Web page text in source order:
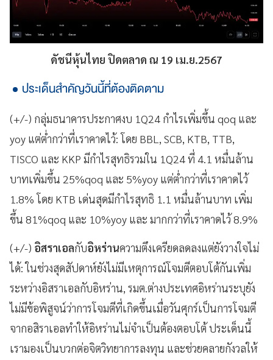
ดัชนีหุ้นไทย ปิดตลาด ณ 19 เม.ย.2567
ประเด็นสำคัญวันนี้ที่ต้องติดตาม
(+/-) กลุ่มธนาคารประกาศงบ 1Q24 กำไรเพิ่มขึ้น qoq และ
yoy แต่ต่ำกว่าที่เราคาดไว้: โดย BBL, SCB, KTB, TTB,
TISCO และ KKP มีกำไรสุทธิรวมใน 1Q24 ที่ 4.1 หมื่นล้าน
บาทเพิ่มขึ้น 25%qoq และ 5%yoy แต่ต่ำกว่าที่เราคาดไว้
1.8% โดย KTB เด่นสุดมีกำไรสุทธิ 1.1 หมื่นล้านบาท เพิ่ม
ขึ้น 81%qoq และ 10%yoy และ มากกว่าที่เราคาดไว้ 8.9%
(+/-) อิสราเอลกับอิหร่านความตึงเครียดลดลงแต่ยังวางใจไม่
ได้: ในช่วงสุดสัปดาห์ยังไม่มีเหตุการณ์โจมตีตอบโต้กันเพิ่ม
ระหว่างอิสราเอลกับอิหร่าน, รมต.ต่างประเทศอิหร่านระบุยัง
ไม่มีข้อพิสูจน์ว่าการโจมตีที่เกิดขึ้นเมื่อวันศุกร์เป็นการโจมตี
จากอสิราเอลทำให้อิหร่านไม่จำเป็นต้องตอบโต้ ประเด็นนี้
เรามองเป็นบวกต่อจิตวิทยาการลงทุน และช่วยคลายกังวลให้